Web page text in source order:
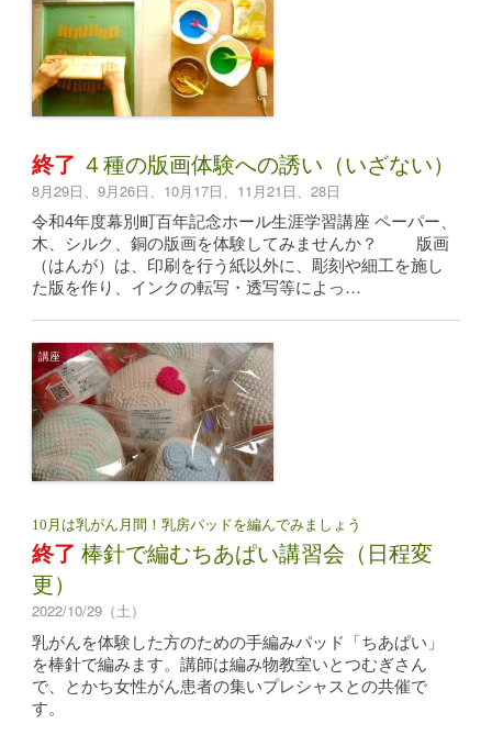
終了 ４種の版画体験への誘い（いざない）
8月29日、9月26日、10月17日、11月21日、28日
令和4年度幕別町百年記念ホール生涯学習講座 ペーパー、
木、シルク、銅の版画を体験してみませんか？ 版画
（はんが）は、印刷を行う紙以外に、彫刻や細工を施し
た版を作り、インクの転写・透写等によっ…
講座
10月は乳がん月間！乳房パッドを編んでみましょう
終了棒針で編むちあぱい講習会（日程変
更）
2022/10/29（土）
乳がんを体験した方のための手編みパッド「ちあぱい」
を棒針で編みます。講師は編み物教室いとつむぎさん
で、とかち女性がん患者の集いプレシャスとの共催で
す。